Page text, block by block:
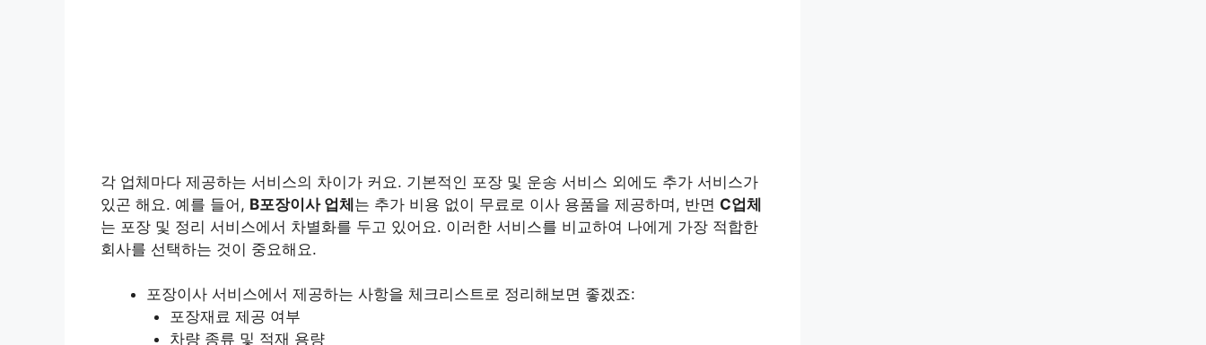
각 업체마다 제공하는 서비스의 차이가 커요. 기본적인 포장 및 운송 서비스 외에도 추가 서비스가
있곤 해요. 예를 들어, B포장이사 업체는 추가 비용 없이 무료로 이사 용품을 제공하며, 반면 C업체
는 포장 및 정리 서비스에서 차별화를 두고 있어요. 이러한 서비스를 비교하여 나에게 가장 적합한
회사를 선택하는 것이 중요해요.
포장이사 서비스에서 제공하는 사항을 체크리스트로 정리해보면 좋겠죠:
포장재료 제공 여부
차량 종류 및 적재 용량